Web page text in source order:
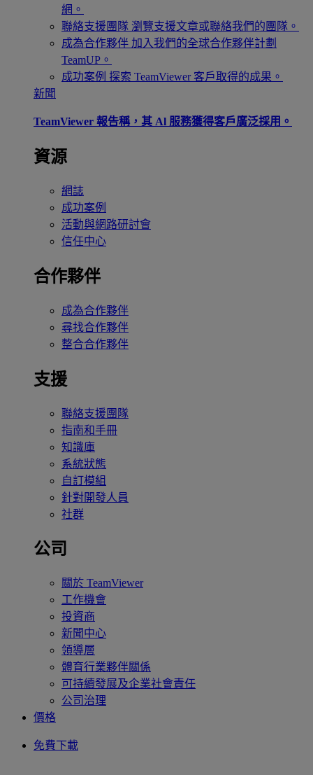
網。
聯絡支援團隊 瀏覽支援文章或聯絡我們的團隊。
成為合作夥伴 加入我們的全球合作夥伴計劃
TeamUP。
成功案例 探索 TeamViewer 客戶取得的成果。
新聞
TeamViewer 報告稱，其 Al 服務獲得客戶廣泛採用。
資源
網誌
成功案例
活動與網路研討會
信任中心
合作夥伴
成為合作夥伴
尋找合作夥伴
整合合作夥伴
支援
聯絡支援團隊
指南和手冊
知識庫
系統狀態
自訂模組
針對開發人員
社群
公司
關於 TeamViewer
工作機會
投資商
新聞中心
領導層
體育行業夥伴關係
可持續發展及企業社會責任
公司治理
價格
免費下載